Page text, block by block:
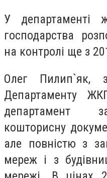
У департаменті
господарства
на контролі ще з
Олег Пилип`як,
Департаменту
департамент
кошторисну
але повністю з
мереж і з